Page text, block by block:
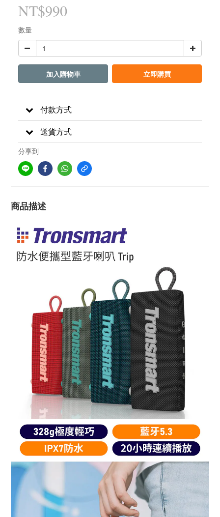
NT$990
數量
加入購物車 立即購買
付款方式
送貨方式
分享到
商品描述